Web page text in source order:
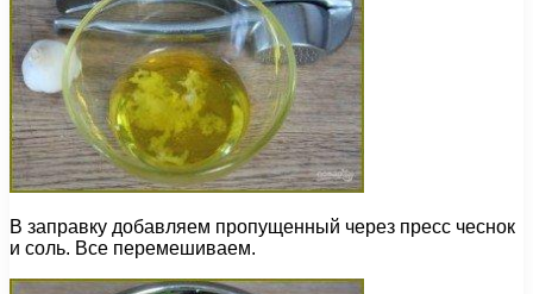
В заправку добавляем пропущенный через пресс чеснок
и соль. Все перемешиваем.